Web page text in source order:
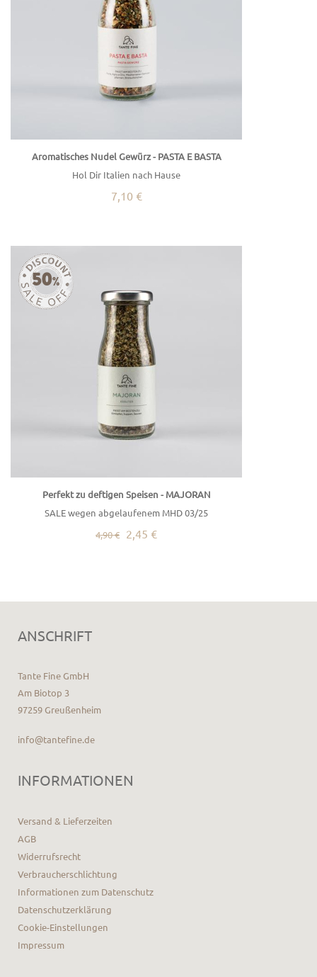
Aromatisches Nudel Gewürz - PASTA E BASTA
Hol Dir Italien nach Hause
7,10 €
50%
Perfekt zu deftigen Speisen - MAJORAN
SALE wegen abgelaufenem MHD 03/25
4,90 € 2,45 €
ANSCHRIFT
Tante Fine GmbH
Am Biotop 3
97259 Greußenheim
info@tantefine.de
INFORMATIONEN
Versand & Lieferzeiten
AGB
Widerrufsrecht
Verbraucherschlichtung
Informationen zum Datenschutz
Datenschutzerklärung
Cookie-Einstellungen
Impressum